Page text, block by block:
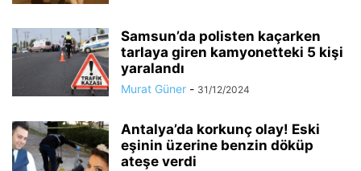
Samsun’da polisten kaçarken
tarlaya giren kamyonetteki 5 kişi
yaralandı
Murat Güner - 31/12/2024
Antalya’da korkunç olay! Eski
eşinin üzerine benzin döküp
ateşe verdi